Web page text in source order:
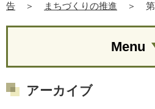
告
＞ まちづくりの推進 ＞
Menu
アーカイブ